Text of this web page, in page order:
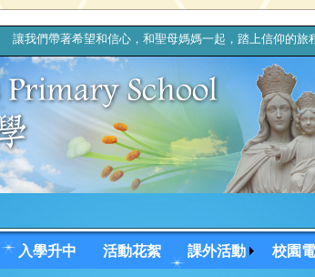
讓我們帶著希望和信心，和聖母媽媽一起，踏
入學升中 活動花絮 課外活動 校園